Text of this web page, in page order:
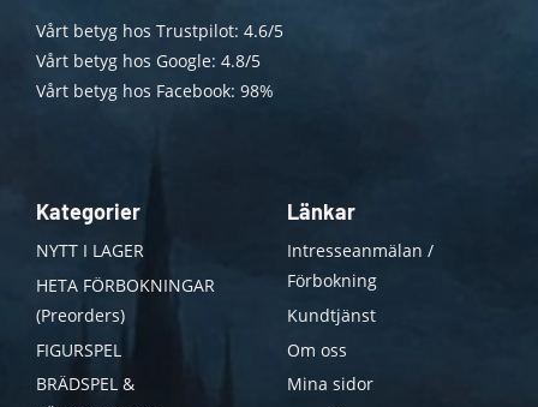
Vårt betyg hos Trustpilot: 4.6/5
Vårt betyg hos Google: 4.8/5
Vårt betyg hos Facebook: 98%
Kategorier
NYTT I LAGER
HETA FÖRBOKNINGAR
(Preorders)
FIGURSPEL
BRÄDSPEL &
Länkar
Intresseanmälan /
Förbokning
Kundtjänst
Om oss
Mina sidor